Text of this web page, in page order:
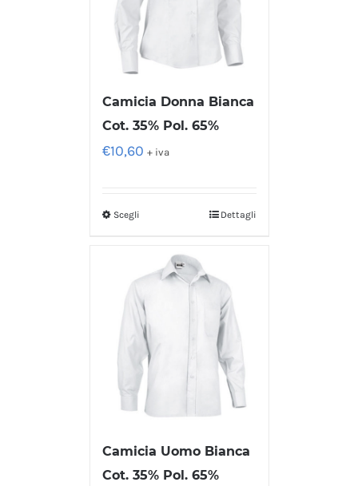
Camicia Donna Bianca
Cot. 35% Pol. 65%
€10,60 + iva
Scegli Dettagli
Camicia Uomo Bianca
Cot. 35% Pol. 65%